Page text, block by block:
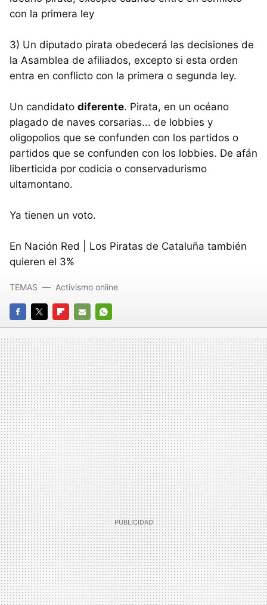
con la primera ley
3) Un diputado pirata obedecerá las decisiones de
la Asamblea de afiliados, excepto si esta orden
entra en conflicto con la primera o segunda ley.
Un candidato diferente. Pirata, en un océano
plagado de naves corsarias... de lobbies y
oligopolios que se confunden con los partidos o
partidos que se confunden con los lobbies. De afán
liberticida por codicia o conservadurismo
ultamontano.
Ya tienen un voto.
En Nación Red | Los Piratas de Cataluña también
quieren el 3%
FACEBOOK
TWITTERFLIPBOARD
E-
MAIL
WHATSAPP
TEMAS Activismo online